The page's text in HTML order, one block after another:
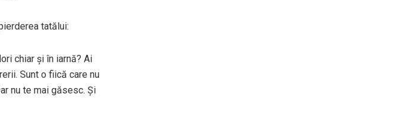
tatălui:
chiar și în iarnă? Ai
Sunt o fiică care nu
nu te mai găsesc. Și